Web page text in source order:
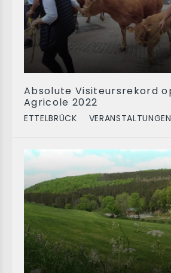
Absolute Visiteursrekord
Agricole 2022
ETTELBRÜCK VERANSTALTUNGEN